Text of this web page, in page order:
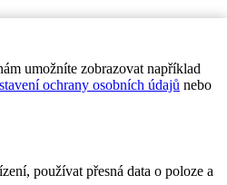
umožníte zobrazovat například
ochrany osobních údajů nebo
používat přesná data o poloze a